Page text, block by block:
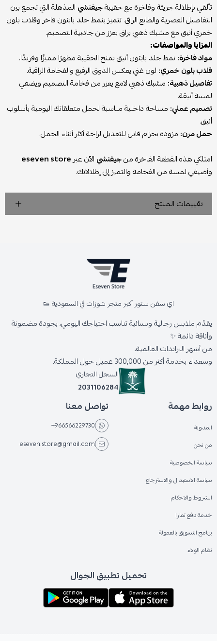
تألقي بإطلالة جريئة وفاخرة مع حقيبةجيفنشي المذهلة التي تجمع بين
التفاصيل العصرية والطابع الراقي. تتميز بنمط جلد بايثون فاخر وقلاب بلون
خمري أنيق مع مشبك ذهبي براق يعزز من جاذبية التصميم.
المزايا والمواصفات:
مواد فاخرة: نمط جلد بايثون أنيق يمنح الحقيبة مظهرًا مميزًا وفريدًا.
قلاب بلون خمري: لون غني يعكس الذوق الرفيع والفخامة الراقية.
تفاصيل ذهبية: مشبك ذهبي لامع يعزز من فخامة التصميم ويضفي
لمسة أنيقة.
تصميم عملي: مساحة داخلية مناسبة لحمل متعلقاتك اليومية بأسلوب
أنيق.
حمل مرن: مزودة بحزام قابل للتعديل لراحة أكثر أثناء الحمل.
امتلكي هذه القطعة الفاخرة منجيفنشي الآن عبرeseven store
وأضيفي لمسة من الفخامة والتميز إلى إطلالاتك.
تقييمات المنتج
اي سفن ستور أكبر متجر شوزات في السعودية 👟
يقدّم ملابس رجالية ونسائية تناسب احتياجك اليومي، بجودة مضمونة
وأناقة دائمة ✨
من أشهر البراندات العالمية،
وسعداء بخدمة أكثر من 300,000 عميل حول المملكة.
السجل التجاري
2031106284
روابط مهمة
المدونة
من نحن
سياسة الخصوصية
سياسة الاستبدال والاسترجاع
الشروط والاحكام
خدمة دفع تمارا
برنامج التسويق بالعمولة
نظام الولاء
تواصل معنا
+966566229730
eseven.store@gmail.com
تحميل تطبيق الجوال